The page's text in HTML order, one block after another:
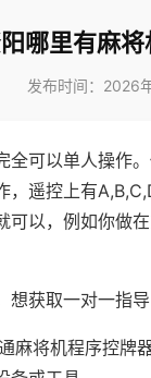
哪里有麻
发布时间：2026
全可以单人操作
遥控上有
可以，例如你做
获取一对一指
麻将机程序控牌